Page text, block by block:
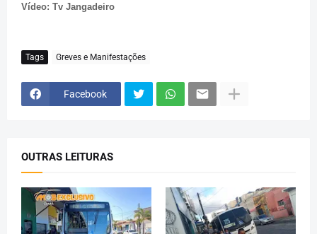
Vídeo: Tv Jangadeiro
Tags Greves e Manifestações
Facebook
OUTRAS LEITURAS